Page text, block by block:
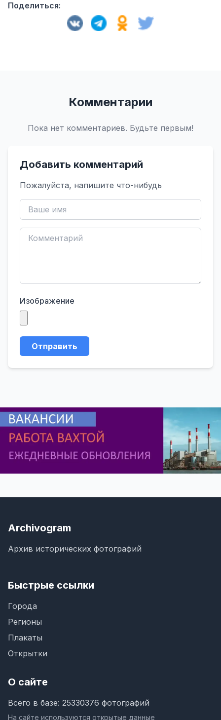
Поделиться:
Комментарии
Пока нет комментариев. Будьте первым!
Добавить комментарий
Пожалуйста, напишите что-нибудь
Изображение
Отправить
Archivogram
Архив исторических фотографий
Быстрые ссылки
Города
Регионы
Плакаты
Открытки
О сайте
Всего в базе: 25330376 фотографий
На сайте используются открытые данные